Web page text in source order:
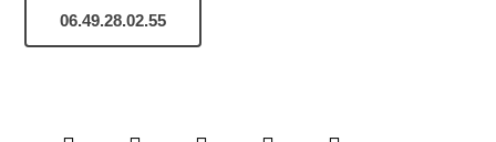
06.49.28.02.55